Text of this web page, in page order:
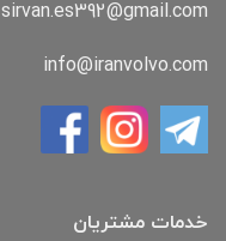
sirvan.es392@gmail.com
info@iranvolvo.com
خدمات مشتریان